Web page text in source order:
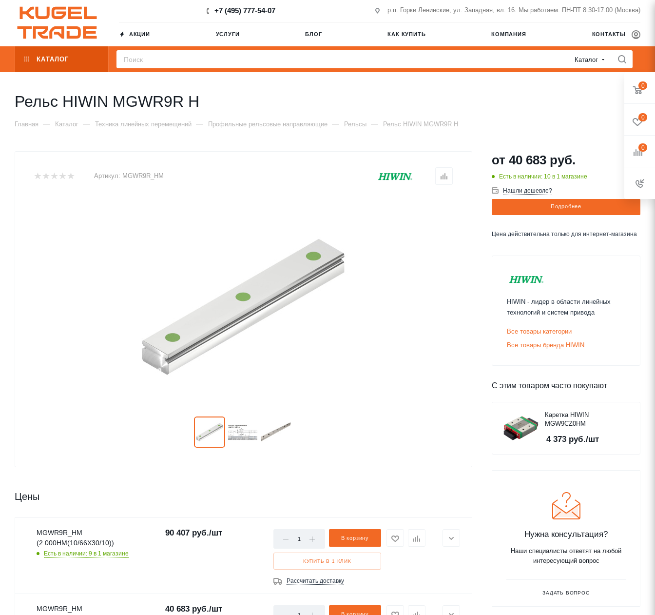
+7 (495) 777-54-07 р.п. Горки Ленинские, ул. Западная, вл. 16. Мы работаем: ПН-ПТ 8:30-17:00 (Москва)
АКЦИИ УСЛУГИ БЛОГ КАК КУПИТЬ КОМПАНИЯ КОНТАКТЫ
КАТАЛОГ Каталог
Рельс HIWIN MGWR9R H
Главная — Каталог — Техника линейных перемещений — Профильные рельсовые направляющие — Рельсы — Рельс HIWIN MGWR9R H
Артикул: MGWR9R_HM
Цены
MGWR9R_HM
(2 000HM(10/66X30/10))
Есть в наличии: 9 в 1 магазине
90 407руб./шт
В корзину
КУПИТЬ В 1 КЛИК
Рассчитать доставку
MGWR9R_HM
40 683руб./шт
от 40 683 руб.
Есть в наличии: 10 в 1 магазине
Нашли дешевле?
Подробнее
Цена действительна только для интернет-магазина
HIWIN - лидер в области линейных
технологий и систем привода
Все товары категории
Все товары бренда HIWIN
С этим товаром часто покупают
Каретка HIWIN
MGW9CZ0HM
4 373 руб./шт
Нужна консультация?
Наши специалисты ответят на любой
интересующий вопрос
ЗАДАТЬ ВОПРОС
0
0
0